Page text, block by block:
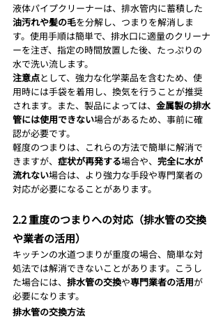
液体パイプクリーナーは、排水管内に蓄積した
油汚れや髪の毛を分解し、つまりを解消しま
す。使用手順は簡単で、排水口に適量のクリーナ
ーを注ぎ、指定の時間放置した後、たっぷりの
水で洗い流します。
注意点として、強力な化学薬品を含むため、使
用時には手袋を着用し、換気を行うことが推奨
されます。また、製品によっては、 金属製の排水
管には使用できない場合があるため、事前に確
認が必要です。
軽度のつまりは、これらの方法で簡単に解消で
きますが、 症状が再発する場合や、 完全に水が
流れない場合は、より強力な手段や専門業者の
対応が必要になることがあります。
2.2 重度のつまりへの対応（排水管の交換
や業者の活用）
キッチンの水道つまりが重度の場合、簡単な対
処法では解消できないことがあります。こうし
た場合には、 排水管の交換や専門業者の活用が
必要になります。
排水管の交換方法